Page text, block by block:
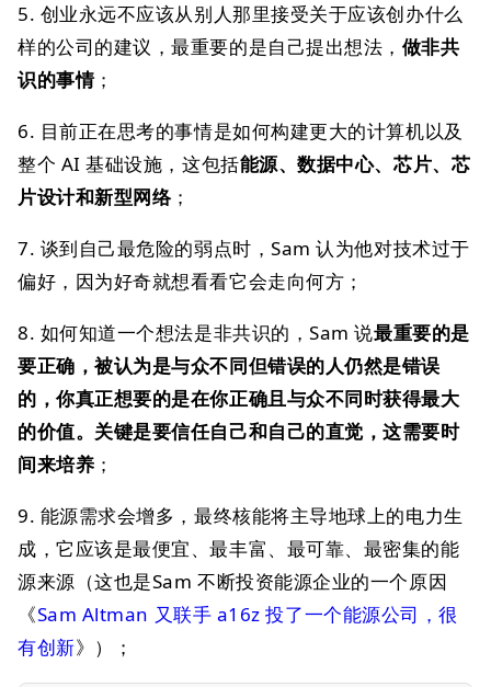
5. 创业永远不应该从别人那里接受关于应该创办什么
样的公司的建议，最重要的是自己提出想法， 做非共
识的事情；
6. 目前正在思考的事情是如何构建更大的计算机以及
整个 AI 基础设施，这包括能源、数据中心、芯片、芯
片设计和新型网络；
7. 谈到自己最危险的弱点时，Sam 认为他对技术过于
偏好，因为好奇就想看看它会走向何方；
8. 如何知道一个想法是非共识的，Sam 说最重要的是
要正确，被认为是与众不同但错误的人仍然是错误
的，你真正想要的是在你正确且与众不同时获得最大
的价值。关键是要信任自己和自己的直觉，这需要时
间来培养 ；
9. 能源需求会增多，最终核能将主导地球上的电力生
成，它应该是最便宜、最丰富、最可靠、最密集的能
源来源（这也是Sam 不断投资能源企业的一个原因
《Sam Altman 又联手 a16z 投了一个能源公司，很
有创新》）；